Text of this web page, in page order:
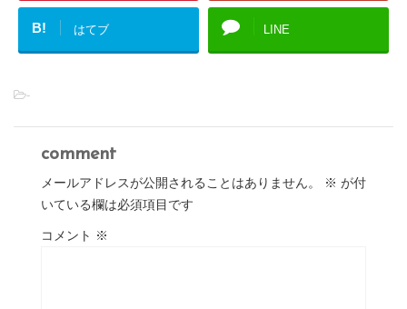
B! はてブ LINE
-
comment
メールアドレスが公開されることはありません。 ※ が付
いている欄は必須項目です
コメント ※